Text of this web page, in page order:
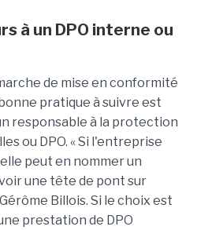
à un DPO interne ou
de mise en conformité
pratique à suivre est
responsable à la protection
ou DPO. « Si l'entreprise
peut en nommer un
une tête de pont sur
Billois. Si le choix est
prestation de DPO